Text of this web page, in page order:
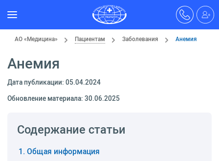
АО «Медицина» Пациентам Заболевания Анемия
Анемия
Дата публикации: 05.04.2024
Обновление материала: 30.06.2025
Содержание статьи
Общая информация